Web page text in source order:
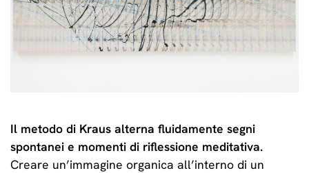
Il metodo di Kraus alterna fluidamente segni
spontanei e momenti di riflessione meditativa.
Creare un’immagine organica all’interno di un